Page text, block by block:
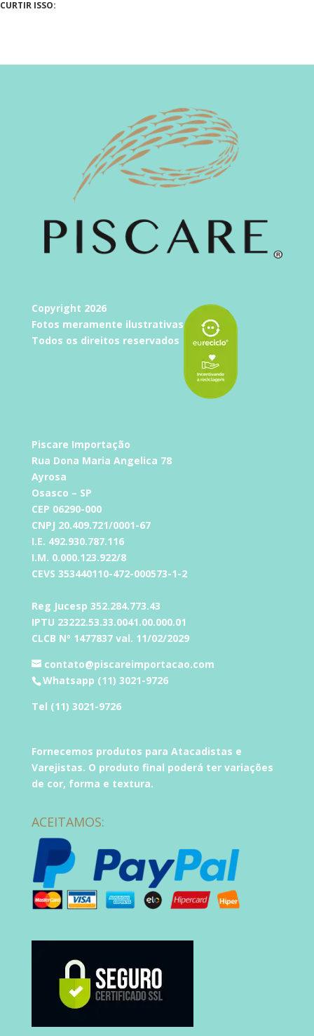
CURTIR ISSO:
Copyright 2026
Fotos meramente ilustrativas
Todos os direitos reservados
Piscare Importação
Rua Dona Maria Angelica 78
Ayrosa
Osasco – SP
CEP 06290-000
CNPJ 20.409.721/0001-67
I.E. 492.930.787.116
I.M. 0.000.123.922/8
CEVS 353440110-472-000573-1-2
Reg Jucesp 352.284.773.43
IPTU 23222.53.33.0041.00.000.01
CLCB Nº 1477837 val. 11/02/2029
contato@piscareimportacao.com
Whatsapp (11) 3021-9726
Tel (11) 3021-9726
Fornecemos produtos para Atacadistas e
Varejistas. O produto final poderá ter variações
de cor, forma e textura.
ACEITAMOS: